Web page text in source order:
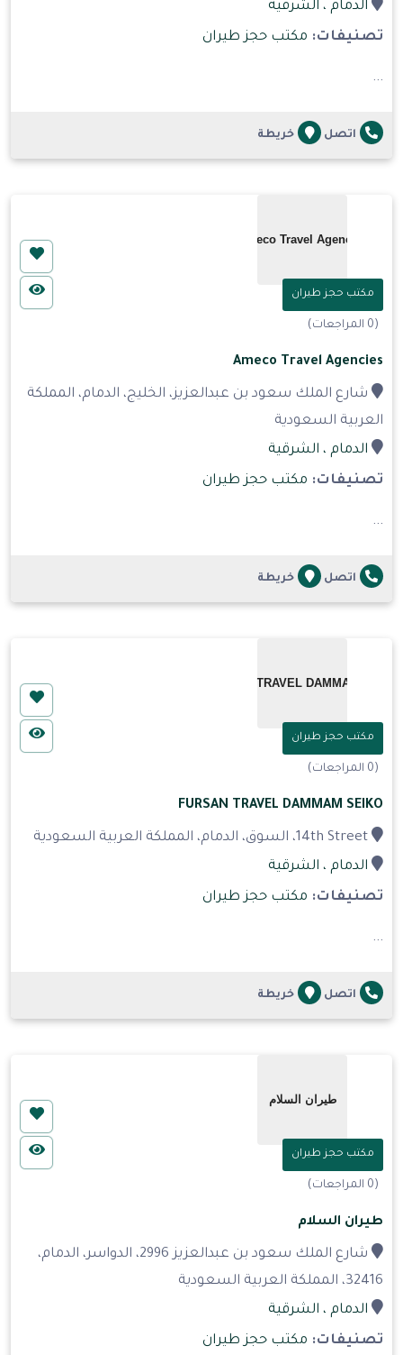
الدمام ، الشرقية
تصنيفات: مكتب حجز طيران
...
اتصل خريطة
مكتب حجز طيران
(0 المراجعات)
Ameco Travel Agencies
شارع الملك سعود بن عبدالعزيز، الخليج، الدمام، المملكة
العربية السعودية
الدمام ، الشرقية
تصنيفات: مكتب حجز طيران
...
اتصل خريطة
مكتب حجز طيران
(0 المراجعات)
FURSAN TRAVEL DAMMAM SEIKO
الدمام ، الشرقية
تصنيفات: مكتب حجز طيران
...
اتصل خريطة
مكتب حجز طيران
(0 المراجعات)
طيران السلام
شارع الملك سعود بن عبدالعزيز 2996، الدواسر، الدمام،
32416، المملكة العربية السعودية
الدمام ، الشرقية
تصنيفات: مكتب حجز طيران